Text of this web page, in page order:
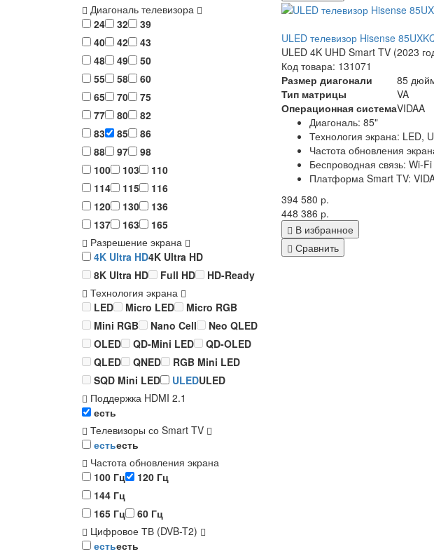
Диагональ телевизора
24
32
39
40
42
43
48
49
50
55
58
60
65
70
75
77
80
82
83
85
86
88
97
98
100
103
110
114
115
116
120
130
136
137
163
165
Разрешение экрана
4K Ultra HD4K Ultra HD
8K Ultra HD
Full HD
HD-Ready
Технология экрана
LED
Micro LED
Micro RGB
Mini RGB
Nano Cell
Neo QLED
OLED
QD-Mini LED
QD-OLED
QLED
QNED
RGB Mini LED
SQD Mini LED
ULEDULED
Поддержка HDMI 2.1
есть
Телевизоры со Smart TV
естьесть
Частота обновления экрана
100 Гц
120 Гц
144 Гц
165 Гц
60 Гц
Цифровое ТВ (DVB-T2)
естьесть
ULED телевизор Hisense
ULED 4K UHD Smart TV (2023
Код товара: 131071
Размер диагонали
85
Тип матрицы
VA
Операционная системаVIDAA
Диагональ: 85"
Технология экрана: LED,
Частота обновления
Беспроводная связь: Wi-Fi
Платформа Smart TV:
394 580 р.
448 386 р.
В избранное
Сравнить